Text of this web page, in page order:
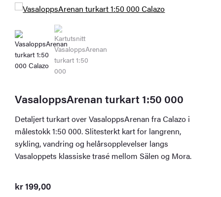
h
VasaloppsArenan turkart 1:50 000
Detaljert turkart over VasaloppsArenan fra Calazo i
målestokk 1:50 000. Slitesterkt kart for langrenn,
sykling, vandring og helårsopplevelser langs
Vasaloppets klassiske trasé mellom Sälen og Mora.
kr199,00